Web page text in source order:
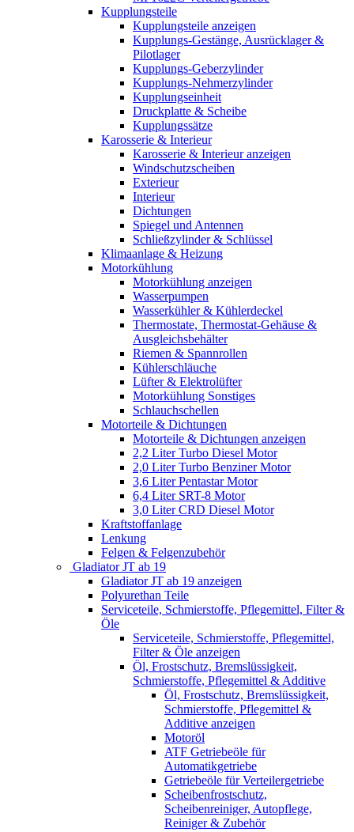
Kupplungsteile
Kupplungsteile anzeigen
Kupplungs-Gestänge, Ausrücklager &
Pilotlager
Kupplungs-Geberzylinder
Kupplungs-Nehmerzylinder
Kupplungseinheit
Druckplatte & Scheibe
Kupplungssätze
Karosserie & Interieur
Karosserie & Interieur anzeigen
Windschutzscheiben
Exterieur
Interieur
Dichtungen
Spiegel und Antennen
Schließzylinder & Schlüssel
Klimaanlage & Heizung
Motorkühlung
Motorkühlung anzeigen
Wasserpumpen
Wasserkühler & Kühlerdeckel
Thermostate, Thermostat-Gehäuse &
Ausgleichsbehälter
Riemen & Spannrollen
Kühlerschläuche
Lüfter & Elektrolüfter
Motorkühlung Sonstiges
Schlauchschellen
Motorteile & Dichtungen
Motorteile & Dichtungen anzeigen
2,2 Liter Turbo Diesel Motor
2,0 Liter Turbo Benziner Motor
3,6 Liter Pentastar Motor
6,4 Liter SRT-8 Motor
3,0 Liter CRD Diesel Motor
Kraftstoffanlage
Lenkung
Felgen & Felgenzubehör
Gladiator JT ab 19
Gladiator JT ab 19 anzeigen
Polyurethan Teile
Serviceteile, Schmierstoffe, Pflegemittel, Filter &
Öle
Serviceteile, Schmierstoffe, Pflegemittel,
Filter & Öle anzeigen
Öl, Frostschutz, Bremslüssigkeit,
Schmierstoffe, Pflegemittel & Additive
Öl, Frostschutz, Bremslüssigkeit,
Schmierstoffe, Pflegemittel &
Additive anzeigen
Motoröl
ATF Getriebeöle für
Automatikgetriebe
Getriebeöle für Verteilergetriebe
Scheibenfrostschutz,
Scheibenreiniger, Autopflege,
Reiniger & Zubehör